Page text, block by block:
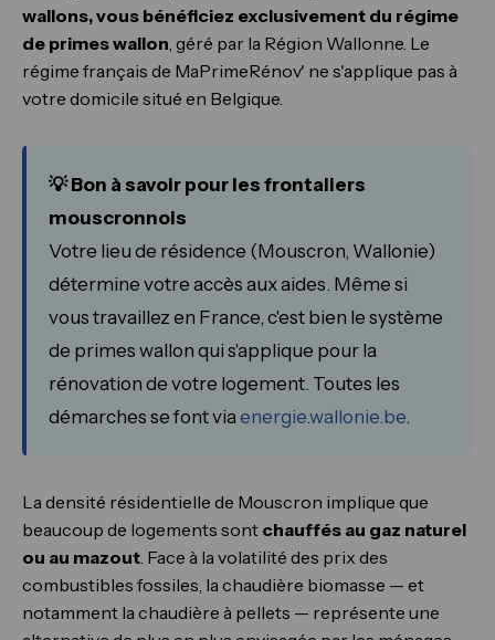
wallons, vous bénéficiez exclusivement du régime
de primes wallon, géré par la Région Wallonne. Le
régime français de MaPrimeRénov' ne s'applique pas à
votre domicile situé en Belgique.
💡 Bon à savoir pour les frontaliers
mouscronnois
Votre lieu de résidence (Mouscron, Wallonie)
détermine votre accès aux aides. Même si
vous travaillez en France, c'est bien le système
de primes wallon qui s'applique pour la
rénovation de votre logement. Toutes les
démarches se font viaenergie.wallonie.be.
La densité résidentielle de Mouscron implique que
beaucoup de logements sont chauffés au gaz naturel
ou au mazout. Face à la volatilité des prix des
combustibles fossiles, la chaudière biomasse — et
notamment la chaudière à pellets — représente une